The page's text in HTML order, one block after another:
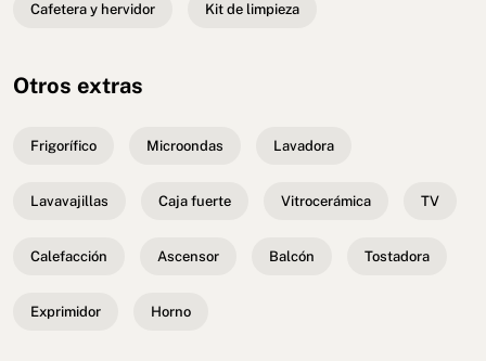
Cafetera y hervidor Kit de limpieza
Otros extras
Frigorífico Microondas Lavadora
Lavavajillas Caja fuerte Vitrocerámica TV
Calefacción Ascensor Balcón Tostadora
Exprimidor Horno